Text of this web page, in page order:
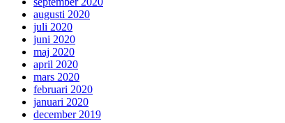
augusti 2020
juli 2020
juni 2020
maj 2020
april 2020
mars 2020
februari 2020
januari 2020
december 2019